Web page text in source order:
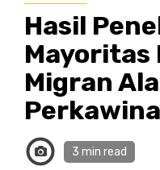
Hasil
Mayoritas
Migran
3 min read